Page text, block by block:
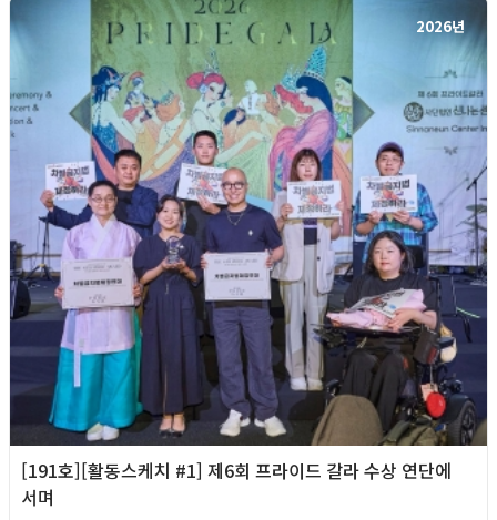
2026년
[191호][활동스케치 #1] 제6회 프라이드 갈라 수상 연단에
서며